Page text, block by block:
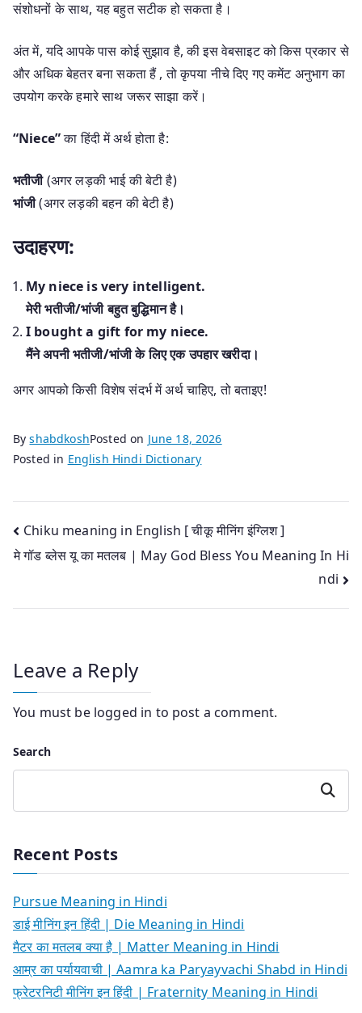
संशोधनों के साथ, यह बहुत सटीक हो सकता है।
अंत में, यदि आपके पास कोई सुझाव है, की इस वेबसाइट को किस प्रकार से
और अधिक बेहतर बना सकता हैं , तो कृपया नीचे दिए गए कमेंट अनुभाग का
उपयोग करके हमारे साथ जरूर साझा करें।
“Niece”का हिंदी में अर्थ होता है:
भतीजी(अगर लड़की भाई की बेटी है)
भांजी(अगर लड़की बहन की बेटी है)
उदाहरण:
My niece is very intelligent.
मेरी भतीजी/भांजी बहुत बुद्धिमान है।
I bought a gift for my niece.
मैंने अपनी भतीजी/भांजी के लिए एक उपहार खरीदा।
अगर आपको किसी विशेष संदर्भ में अर्थ चाहिए, तो बताइए!
ByshabdkoshPosted on June 18, 2026
Posted in English Hindi Dictionary
Post
navigation
Chiku meaning in English [ चीकू मीनिंग इंग्लिश ]
मे गॉड ब्लेस यू का मतलब | May God Bless You Meaning In Hi
ndi
Leave a Reply
You must be logged in to post a comment.
Search
Search
Recent Posts
Pursue Meaning in Hindi
डाई मीनिंग इन हिंदी | Die Meaning in Hindi
मैटर का मतलब क्या है | Matter Meaning in Hindi
आम्र का पर्यायवाची | Aamra ka Paryayvachi Shabd in Hindi
फ्रेटरनिटी मीनिंग इन हिंदी | Fraternity Meaning in Hindi